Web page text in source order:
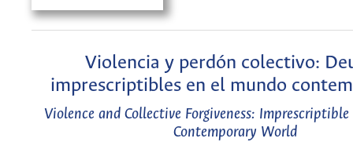
Violencia y perdón colectivo:
imprescriptibles en el mundo
Violence and Collective Forgiveness:
Contemporary World